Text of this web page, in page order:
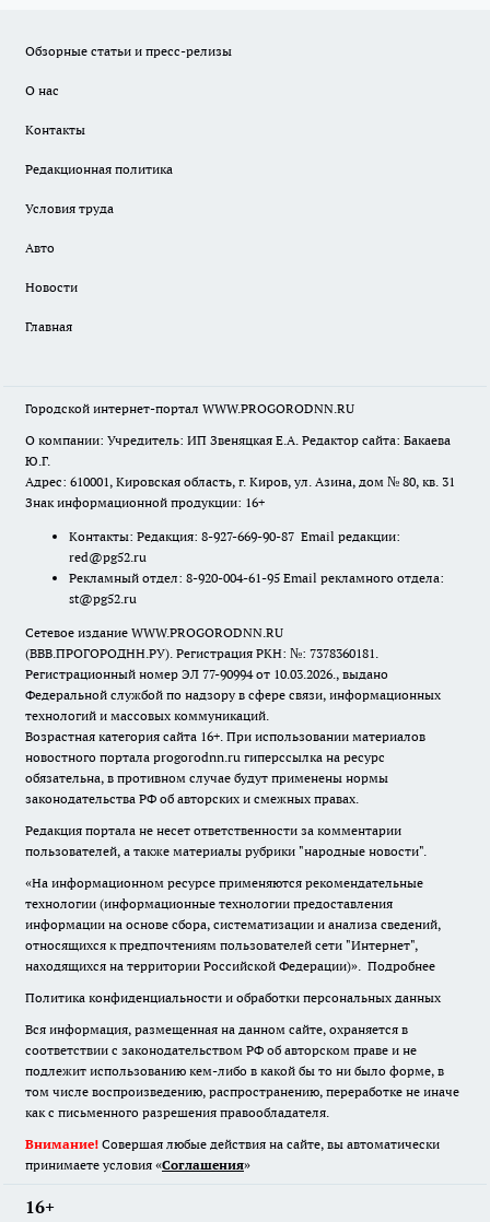
Обзорные статьи и пресс-релизы
О нас
Контакты
Редакционная политика
Условия труда
Авто
Новости
Главная
Городской интернет-портал WWW.PROGORODNN.RU
О компании: Учредитель: ИП Звеняцкая Е.А. Редактор сайта: Бакаева
Ю.Г.
Адрес: 610001, Кировская область, г. Киров, ул. Азина, дом № 80, кв. 31
Знак информационной продукции: 16+
Контакты: Редакция: 8-927-669-90-87 Email редакции:
red@pg52.ru
Рекламный отдел: 8-920-004-61-95 Email рекламного отдела:
st@pg52.ru
Сетевое издание WWW.PROGORODNN.RU
(ВВВ.ПРОГОРОДНН.РУ). Регистрация РКН: №: 7378360181.
Регистрационный номер ЭЛ 77-90994 от 10.03.2026., выдано
Федеральной службой по надзору в сфере связи, информационных
технологий и массовых коммуникаций.
Возрастная категория сайта 16+. При использовании материалов
новостного портала progorodnn.ru гиперссылка на ресурс
обязательна, в противном случае будут применены нормы
законодательства РФ об авторских и смежных правах.
Редакция портала не несет ответственности за комментарии
пользователей, а также материалы рубрики "народные новости".
«На информационном ресурсе применяются рекомендательные
технологии (информационные технологии предоставления
информации на основе сбора, систематизации и анализа сведений,
относящихся к предпочтениям пользователей сети "Интернет",
находящихся на территории Российской Федерации)». Подробнее
Политика конфиденциальности и обработки персональных данных
Вся информация, размещенная на данном сайте, охраняется в
соответствии с законодательством РФ об авторском праве и не
подлежит использованию кем-либо в какой бы то ни было форме, в
том числе воспроизведению, распространению, переработке не иначе
как с письменного разрешения правообладателя.
Внимание! Совершая любые действия на сайте, вы автоматически
принимаете условия «Cоглашения»
16+